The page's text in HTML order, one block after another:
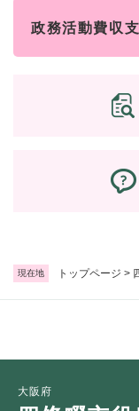
現在地 トップページ >
政務活動費収
大阪府